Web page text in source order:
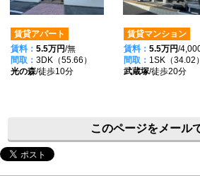
賃貸アパート
賃料： 5.5万円/無
間取： 3DK（55.66）
光の森/徒歩10分
賃貸マンション
賃料： 5.5万円/
間取： 1SK（34.02）
武蔵塚/徒歩20分
このページをメール